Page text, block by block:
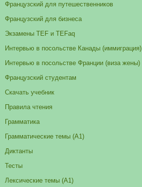
Французский для путешественников
Французский для бизнеса
Экзамены TEF и TEFaq
Интервью в посольстве Канады (иммиграция)
Интервью в посольстве Франции (виза жены)
Французский студентам
Скачать учебник
Правила чтения
Грамматика
Грамматические темы (A1)
Диктанты
Тесты
Лексические темы (А1)